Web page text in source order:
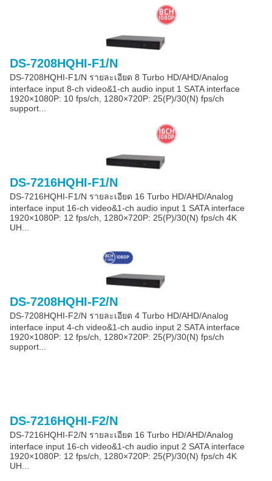
DS-7208HQHI-F1/N
DS-7208HQHI-F1/N รายละเอียด 8 Turbo HD/AHD/Analog
interface input 8-ch video&1-ch audio input 1 SATA interface
1920×1080P: 10 fps/ch, 1280×720P: 25(P)/30(N) fps/ch
support...
DS-7216HQHI-F1/N
DS-7216HQHI-F1/N รายละเอียด 16 Turbo HD/AHD/Analog
interface input 16-ch video&1-ch audio input 1 SATA interface
1920×1080P: 12 fps/ch, 1280×720P: 25(P)/30(N) fps/ch 4K
UH...
DS-7208HQHI-F2/N
DS-7208HQHI-F2/N รายละเอียด 4 Turbo HD/AHD/Analog
interface input 4-ch video&1-ch audio input 2 SATA interface
1920×1080P: 12 fps/ch, 1280×720P: 25(P)/30(N) fps/ch
support...
DS-7216HQHI-F2/N
DS-7216HQHI-F2/N รายละเอียด 16 Turbo HD/AHD/Analog
interface input 16-ch video&1-ch audio input 2 SATA interface
1920×1080P: 12 fps/ch, 1280×720P: 25(P)/30(N) fps/ch 4K
UH...